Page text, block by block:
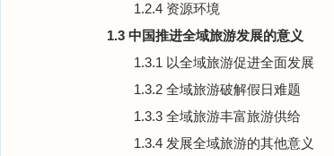
1.2.4 资源环境
1.3 中国推进全域旅游发展的意义
1.3.1 以全域旅游促进全面发展
1.3.2 全域旅游破解假日难题
1.3.3 全域旅游丰富旅游供给
1.3.4 发展全域旅游的其他意义